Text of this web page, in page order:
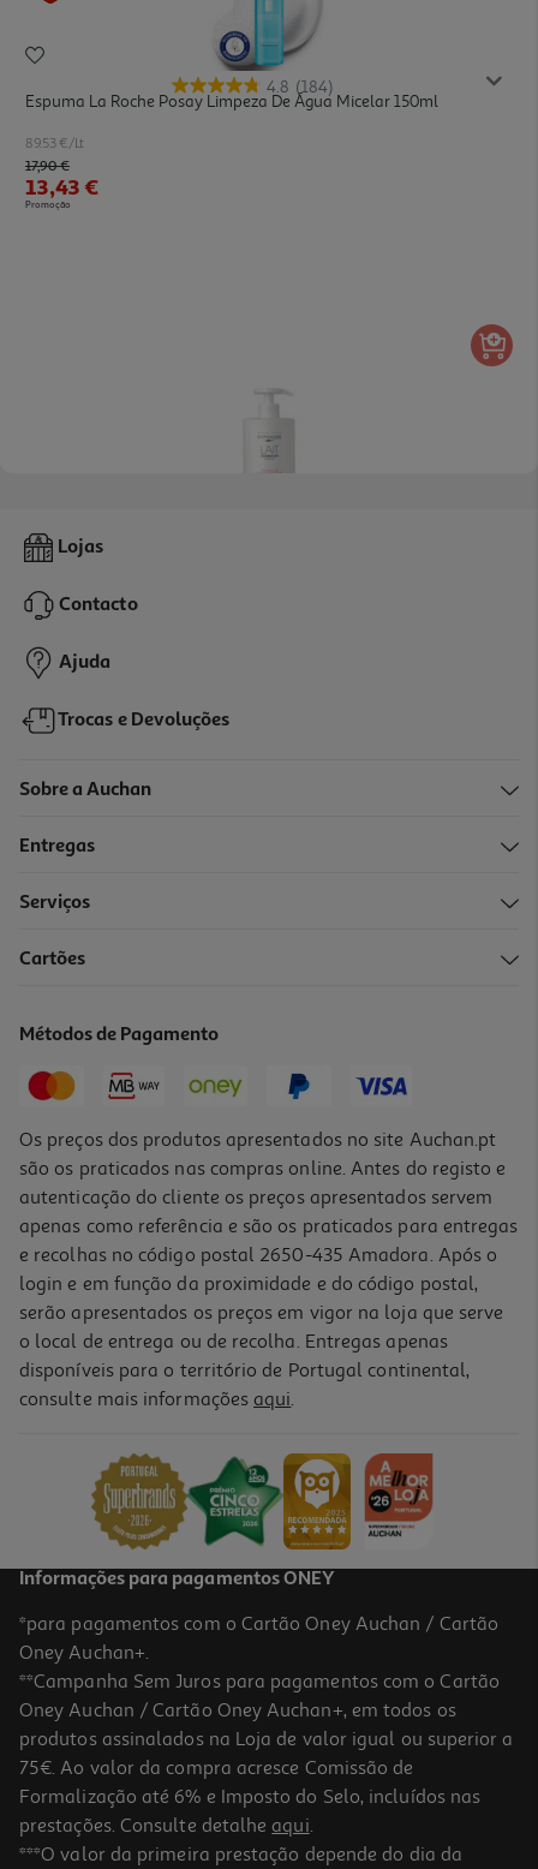
4.8 (184)
Espuma La Roche Posay Limpeza De Água Micelar 150ml
89.53 €/Lt
Price reduced from
17,90 €to
13,43 €
Promoção
Leite Desmaquilhante Byphasse Douceur 500ml
2,99 €
-25%
4.3
Desmaquilhante La Roche Posay Olhos Waterproof 125ml
Price reduced from
12,15 €
Espuma Limpeza Cetaphil Pro Redness Control 236ml
Lojas
Contacto
Ajuda
Trocas e Devoluções
Sobre a Auchan
Entregas
Serviços
Cartões
Métodos de Pagamento
Os preços dos produtos apresentados no site Auchan.pt
são os praticados nas compras online. Antes do registo e
autenticação do cliente os preços apresentados servem
apenas como referência e são os praticados para entregas
e recolhas no código postal 2650-435 Amadora. Após o
login e em função da proximidade e do código postal,
serão apresentados os preços em vigor na loja que serve
o local de entrega ou de recolha. Entregas apenas
disponíveis para o território de Portugal continental,
consulte mais informações aqui.
Informações para pagamentos ONEY
*para pagamentos com o Cartão Oney Auchan / Cartão
Oney Auchan+.
**Campanha Sem Juros para pagamentos com o Cartão
Oney Auchan / Cartão Oney Auchan+, em todos os
produtos assinalados na Loja de valor igual ou superior a
75€. Ao valor da compra acresce Comissão de
Formalização até 6% e Imposto do Selo, incluídos nas
prestações. Consulte detalhe aqui.
***O valor da primeira prestação depende do dia da